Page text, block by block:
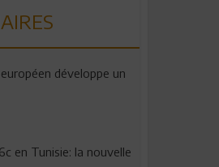
développe un
en Tunisie: la nouvelle